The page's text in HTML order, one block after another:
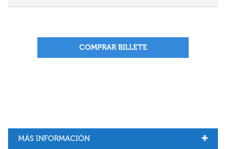
COMPRAR BILLETE
MÁS INFORMACIÓN